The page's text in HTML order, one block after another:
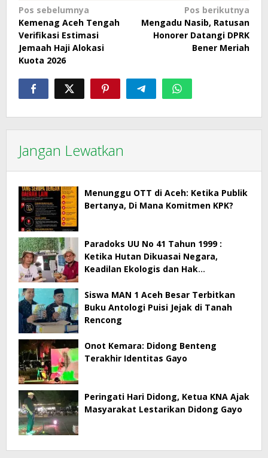
Navigasi
pos
Pos sebelumnya
Kemenag Aceh Tengah
Verifikasi Estimasi
Jemaah Haji Alokasi
Kuota 2026
Pos berikutnya
Mengadu Nasib, Ratusan
Honorer Datangi DPRK
Bener Meriah
Jangan Lewatkan
Menunggu OTT di Aceh: Ketika Publik
Bertanya, Di Mana Komitmen KPK?
Paradoks UU No 41 Tahun 1999 :
Ketika Hutan Dikuasai Negara,
Keadilan Ekologis dan Hak
Siswa MAN 1 Aceh Besar Terbitkan
Buku Antologi Puisi Jejak di Tanah
Rencong
Onot Kemara: Didong Benteng
Terakhir Identitas Gayo
Peringati Hari Didong, Ketua KNA Ajak
Masyarakat Lestarikan Didong Gayo